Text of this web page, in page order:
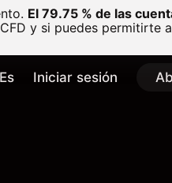
El 79.75 % de las
y si puedes permitirte
Es Iniciar sesión